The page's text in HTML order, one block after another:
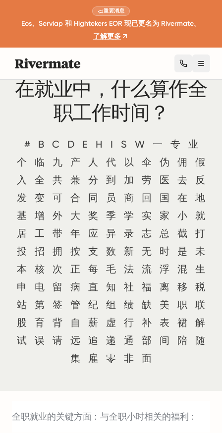
重要消息
Eos、Serviap 和 Hightekers EOR 现已更名为 Rivermate。
了解更多
在就业中，什么算作全
职工作时间？
# B C D E H I S W 一 专
业
个
临 九 产 人 代 以 伞 伪 佣
假
入
全 共 兼 分 到 加 劳 医 去
反
发
变 可 合 同 员 商 回 国 在
地
基
增 外 大 奖 季 学 实 家 小
就
居
工 带 年 应 异 录 志 总 截
打
投
招 拥 按 支 数 新 无 时 是
未
本
核 次 正 每 毛 法 流 浮 混
生
申
电 留 病 直 知 社 福 离 移
税
站
第 签 管 纪 组 绩 缺 美 职
联
股
育 背 自 薪 虚 行 补 表 裙
解
试
误 请 远 追 递 通 部 间 陪
随
集
雇 零 非 面
全职就业的关键方面：与全职小时相关的福利：